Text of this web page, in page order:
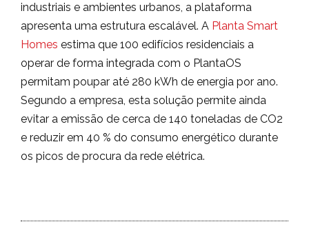
industriais e ambientes urbanos, a plataforma
apresenta uma estrutura escalável. A Planta Smart
Homes estima que 100 edifícios residenciais a
operar de forma integrada com o PlantaOS
permitam poupar até 280 kWh de energia por ano.
Segundo a empresa, esta solução permite ainda
evitar a emissão de cerca de 140 toneladas de CO2
e reduzir em 40 % do consumo energético durante
os picos de procura da rede elétrica.